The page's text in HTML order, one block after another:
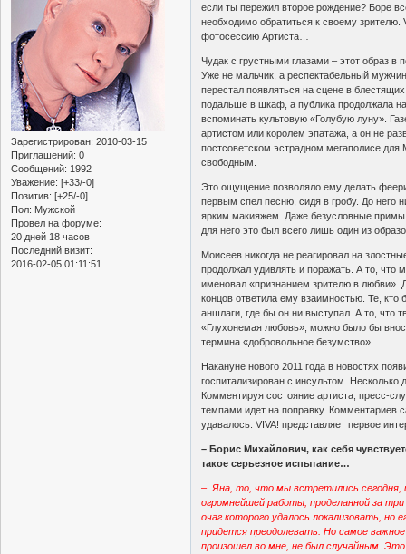
Зарегистрирован: 2010-03-15
Приглашений: 0
Сообщений: 1992
Уважение: [+33/-0]
Позитив: [+25/-0]
Пол: Мужской
Провел на форуме:
20 дней 18 часов
Последний визит:
2016-02-05 01:11:51
если ты пережил второе рождение? Боре
необходимо обратиться к своему
фотосессию Артиста…
Чудак с грустными глазами – этот образ
Уже не мальчик, а респектабельный
перестал появляться на сцене в
подальше в шкаф, а пуб­лика продолжала
вспоминать культовую «Голубую луну».
артистом или королем эпатажа, а он не
пост­советском эстрадном мегаполисе
свободным.
Это ощущение позволяло ему делать
первым спел песню, сидя в гробу. До него
ярким макияжем. Даже безусловные
для него это был всего лишь один из
Моисеев никогда не реагировал на
продолжал удивлять и поражать. А то, что
именовал «признанием зрителю в любви».
концов ответила ему взаимностью. Те,
аншлаги, где бы он ни выступал. А то, что
«Глухонемая любовь», можно было бы
термина «добровольное безумство».
Накануне нового 2011 года в новостях
госпитализирован с инсультом.
Комментируя состояние артиста, пресс-
темпами идет на поправку. Комментариев
удавалось. VIVA! представляет первое
– Борис Михайлович, как себя
такое серьезное испытание…
– Яна, то, что мы встретились
огромнейшей работы, проделанной за
очаг которого удалось локализовать, но
придется преодолевать. Но самое
произошел во мне, не был случайным.